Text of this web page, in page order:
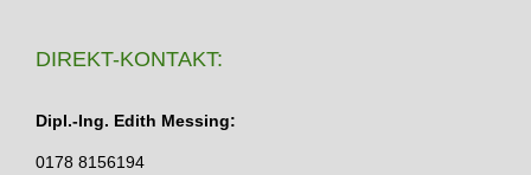
DIREKT-KONTAKT:
Dipl.-Ing. Edith Messing:
0178 8156194